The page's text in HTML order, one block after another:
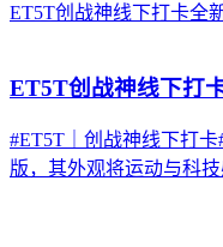
ET5T创战神线下打卡全
ET5T创战神线下打
#ET5T｜创战神线下打
版，其外观将运动与科